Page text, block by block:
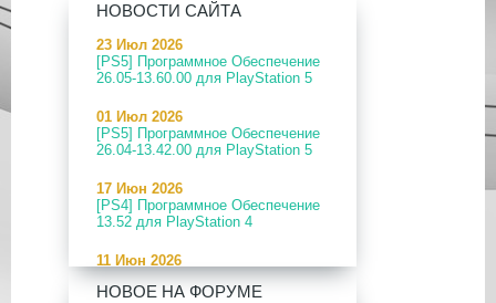
НОВОСТИ САЙТА
23 Июл 2026
[PS5] Программное Обеспечение
26.05-13.60.00 для PlayStation 5
01 Июл 2026
[PS5] Программное Обеспечение
26.04-13.42.00 для PlayStation 5
17 Июн 2026
[PS4] Программное Обеспечение
13.52 для PlayStation 4
11 Июн 2026
[PS5] Программное Обеспечение
26.04-13.40.00 для PlayStation 5
НОВОЕ НА ФОРУМЕ